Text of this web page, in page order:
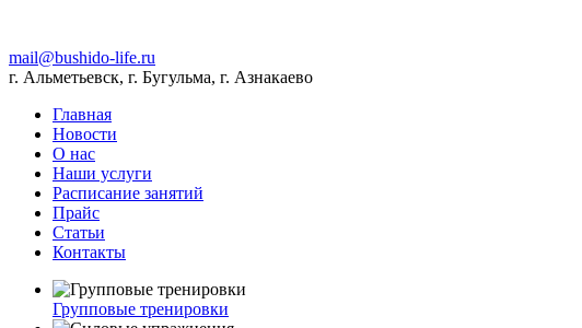
mail@bushido-life.ru
г. Альметьевск, г. Бугульма, г. Азнакаево
Главная
Новости
О нас
Наши услуги
Расписание занятий
Прайс
Статьи
Контакты
Групповые тренировки